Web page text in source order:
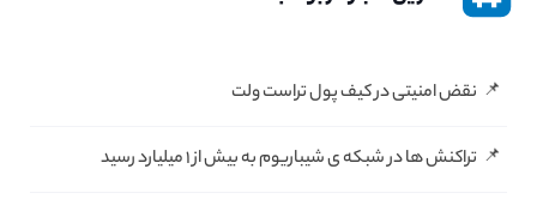
نقض امنیتی در کیف پول تراست ولت
تراکنش ها در شبکه ی شیباریوم به بیش از ۱ میلیارد رسید